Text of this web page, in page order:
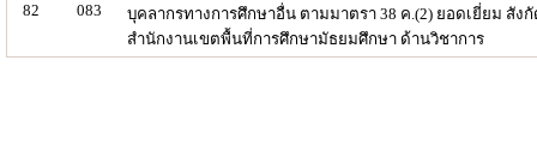
82
083
บุคลากรทางการศึกษาอื่น ตามมาตรา 38 ค.(2) ยอดเยี่ยม สัง
สำนักงานเขตพื้นที่การศึกษามัธยมศึกษา ด้านวิชาการ